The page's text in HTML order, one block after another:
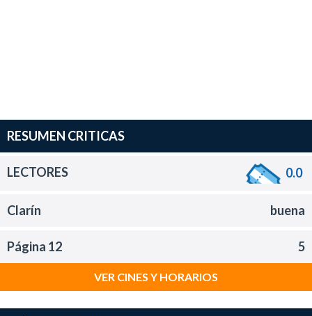
RESUMEN CRITICAS
LECTORES 0.0
Clarín buena
Página 12 5
VER CINES Y HORARIOS